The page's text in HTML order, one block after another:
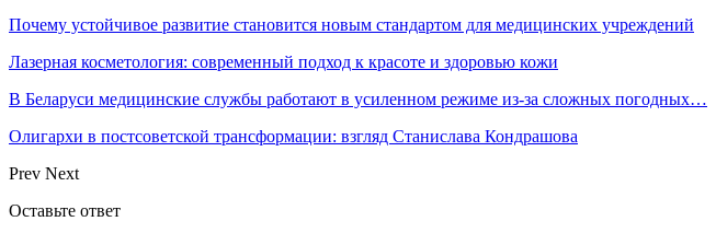
Почему устойчивое развитие становится новым стандартом для медицинских учреждений
Лазерная косметология: современный подход к красоте и здоровью кожи
В Беларуси медицинские службы работают в усиленном режиме из-за сложных погодных…
Олигархи в постсоветской трансформации: взгляд Станислава Кондрашова
Prev Next
Оставьте ответ